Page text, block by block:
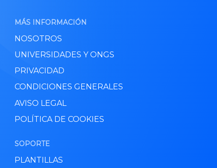
MÁS INFORMACIÓN
NOSOTROS
UNIVERSIDADES Y ONGS
PRIVACIDAD
CONDICIONES GENERALES
AVISO LEGAL
POLÍTICA DE COOKIES
SOPORTE
PLANTILLAS